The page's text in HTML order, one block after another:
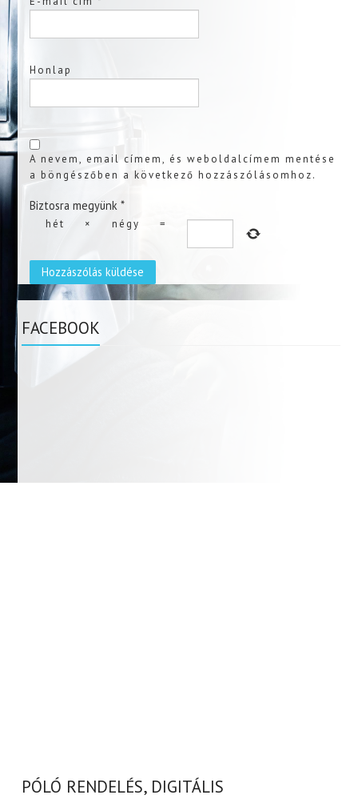
Honlap
A nevem, email címem, és weboldalcímem mentése
a böngészőben a következő hozzászólásomhoz.
Biztosra megyünk *
hét × négy =
FACEBOOK
PÓLÓ RENDELÉS, DIGITÁLIS